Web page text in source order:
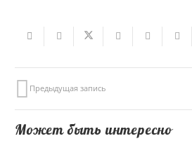
Предыдущая запись
Может быть интересно